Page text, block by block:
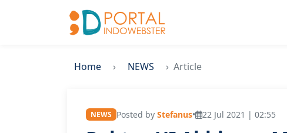
Home NEWS Article
NEWS Posted by Stefanus• 22 Jul 2021 | 02:55